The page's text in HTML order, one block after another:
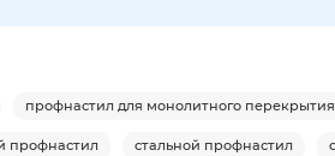
профнастил для монолитного перекрытия
профнастил стальной профнастил